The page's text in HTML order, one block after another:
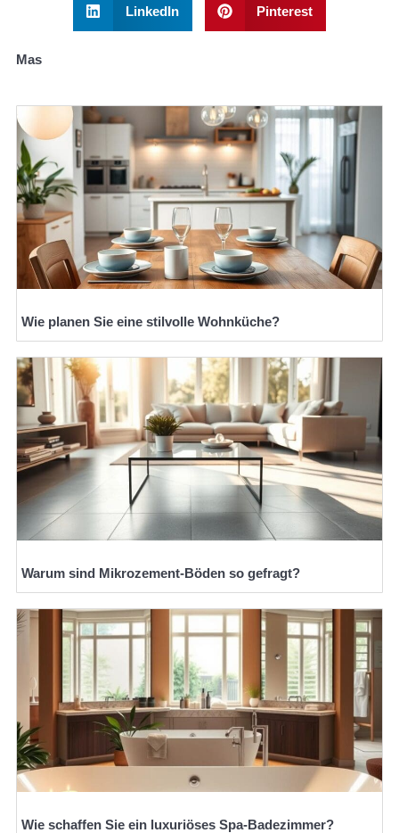
LinkedIn Pinterest
Mas
Wie planen Sie eine stilvolle Wohnküche?
Warum sind Mikrozement-Böden so gefragt?
Wie schaffen Sie ein luxuriöses Spa-Badezimmer?